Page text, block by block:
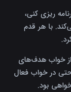
ریزی کنی،
با هر قدم
خواب هدف‌های
حتی در خواب فعال
بود.